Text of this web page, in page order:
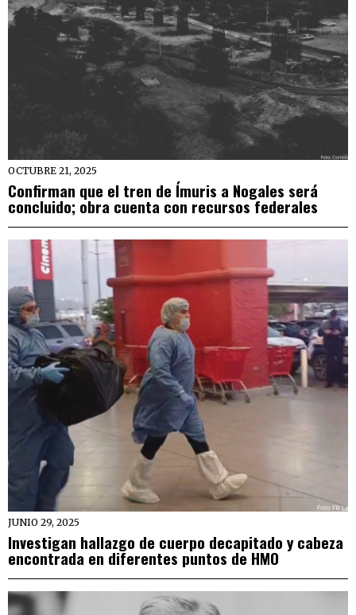
OCTUBRE 21, 2025
Confirman que el tren de Ímuris a Nogales será
concluido; obra cuenta con recursos federales
JUNIO 29, 2025
Investigan hallazgo de cuerpo decapitado y cabeza
encontrada en diferentes puntos de HMO